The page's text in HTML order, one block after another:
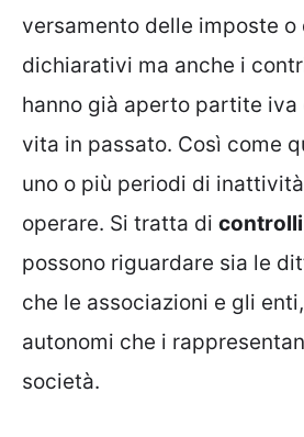
versamento delle imposte
dichiarativi ma anche i
hanno già aperto partite
vita in passato. Così come
uno o più periodi di
operare. Si tratta di
possono riguardare sia le
che le associazioni e gli
autonomi che i
società.